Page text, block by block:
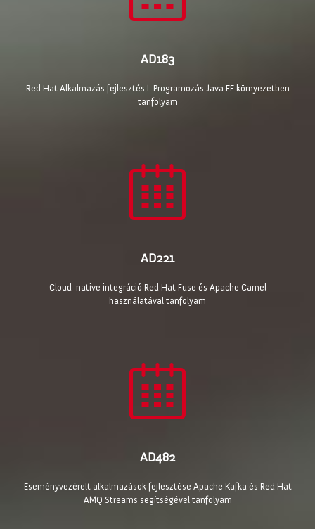
AD183
Red Hat Alkalmazás fejlesztés I: Programozás Java EE környezetben
tanfolyam
AD221
Cloud-native integráció Red Hat Fuse és Apache Camel
használatával tanfolyam
AD482
Eseményvezérelt alkalmazások fejlesztése Apache Kafka és Red Hat
AMQ Streams segítségével tanfolyam